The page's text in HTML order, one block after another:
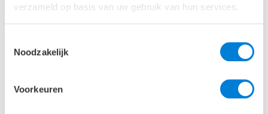
verzameld op basis van uw gebruik van hun services.
Noodzakelijk
Voorkeuren